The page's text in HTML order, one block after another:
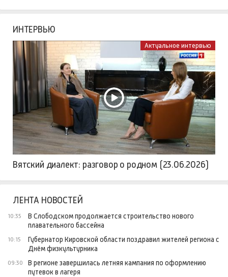
ИНТЕРВЬЮ
Актуальное интервью
Вятский диалект: разговор о родном (23.06.2026)
ЛЕНТА НОВОСТЕЙ
10:35
В Слободском продолжается строительство нового
плавательного бассейна
10:15
Губернатор Кировской области поздравил жителей региона с
Днём физкультурника
09:30
В регионе завершилась летняя кампания по оформлению
путевок в лагеря